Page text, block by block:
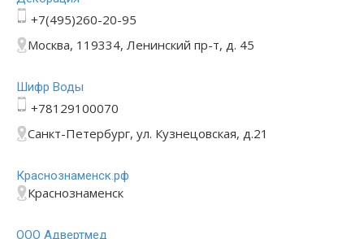
+7(495)260-20-95
Москва, 119334, Ленинский пр-т, д. 45
Шифр Воды
+78129100070
Санкт-Петербург, ул. Кузнецовская, д.21
Краснознаменск.рф
Краснознаменск
ООО Адвертмед